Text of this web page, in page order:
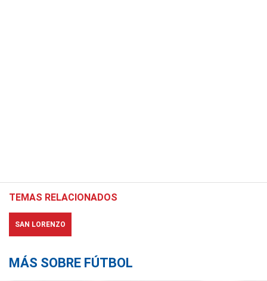
TEMAS RELACIONADOS
SAN LORENZO
MÁS SOBRE FÚTBOL